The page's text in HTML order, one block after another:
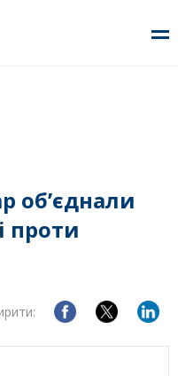
об’єднали
проти